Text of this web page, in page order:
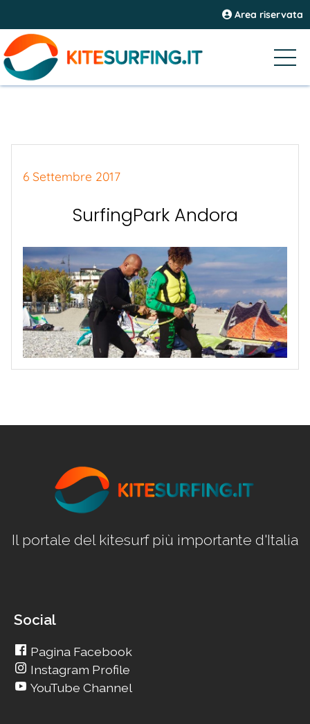
Area riservata
6 Settembre 2017
SurfingPark Andora
Il portale del kitesurf più importante d'Italia
Social
Pagina Facebook
Instagram Profile
YouTube Channel